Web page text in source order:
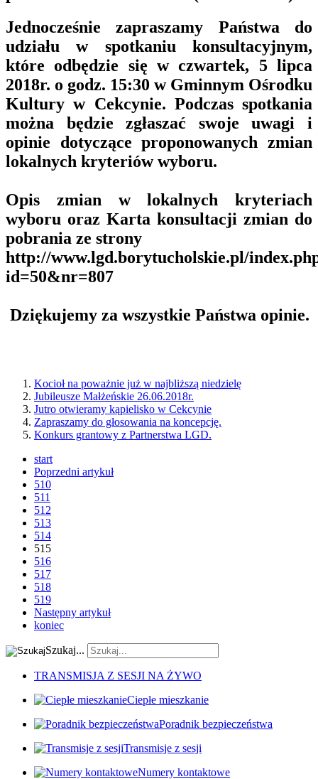
Jednocześnie zapraszamy Państwa do
udziału w spotkaniu konsultacyjnym,
które odbędzie się w czwartek, 5 lipca
2018r. o godz. 15:30 w Gminnym Ośrodku
Kultury w Cekcynie. Podczas spotkania
można będzie zgłaszać swoje uwagi i
opinie dotyczące proponowanych zmian
lokalnych kryteriów wyboru.
Opis zmian w lokalnych kryteriach
wyboru oraz Karta konsultacji zmian do
pobrania ze strony
http://www.lgd.borytucholskie.pl/
id=50&nr=807
Dziękujemy za wszystkie Państwa opinie.
Kocioł na poważnie już w najbliższą niedzielę
Jubileusze Małżeńskie 26.06.2018r.
Jutro otwieramy kąpielisko w Cekcynie
Zapraszamy do głosowania na koncepcję.
Konkurs grantowy z Partnerstwa LGD.
start
Poprzedni artykuł
510
511
512
513
514
515
516
517
518
519
Następny artykuł
koniec
Szukaj...
TRANSMISJA Z SESJI NA ŻYWO
Ciepłe mieszkanie
Poradnik bezpieczeństwa
Transmisje z sesji
Numery kontaktowe